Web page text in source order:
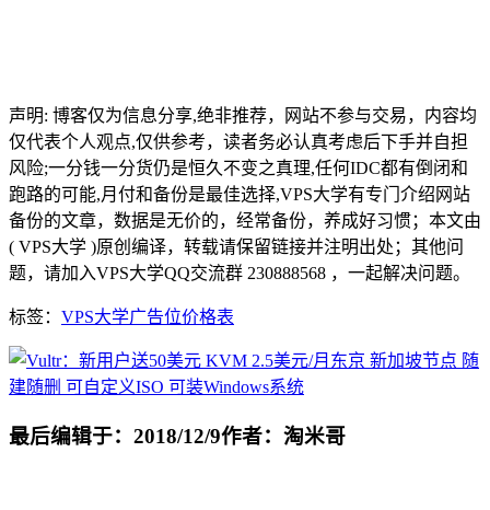
声明: 博客仅为信息分享,绝非推荐，网站不参与交易，内容均
仅代表个人观点,仅供参考，读者务必认真考虑后下手并自担
风险;一分钱一分货仍是恒久不变之真理,任何IDC都有倒闭和
跑路的可能,月付和备份是最佳选择,VPS大学有专门介绍网站
备份的文章，数据是无价的，经常备份，养成好习惯；本文由
( VPS大学 )原创编译，转载请保留链接并注明出处；其他问
题，请加入VPS大学QQ交流群 230888568 ，一起解决问题。
标签： VPS大学广告位价格表
最后编辑于：2018/12/9作者：淘米哥